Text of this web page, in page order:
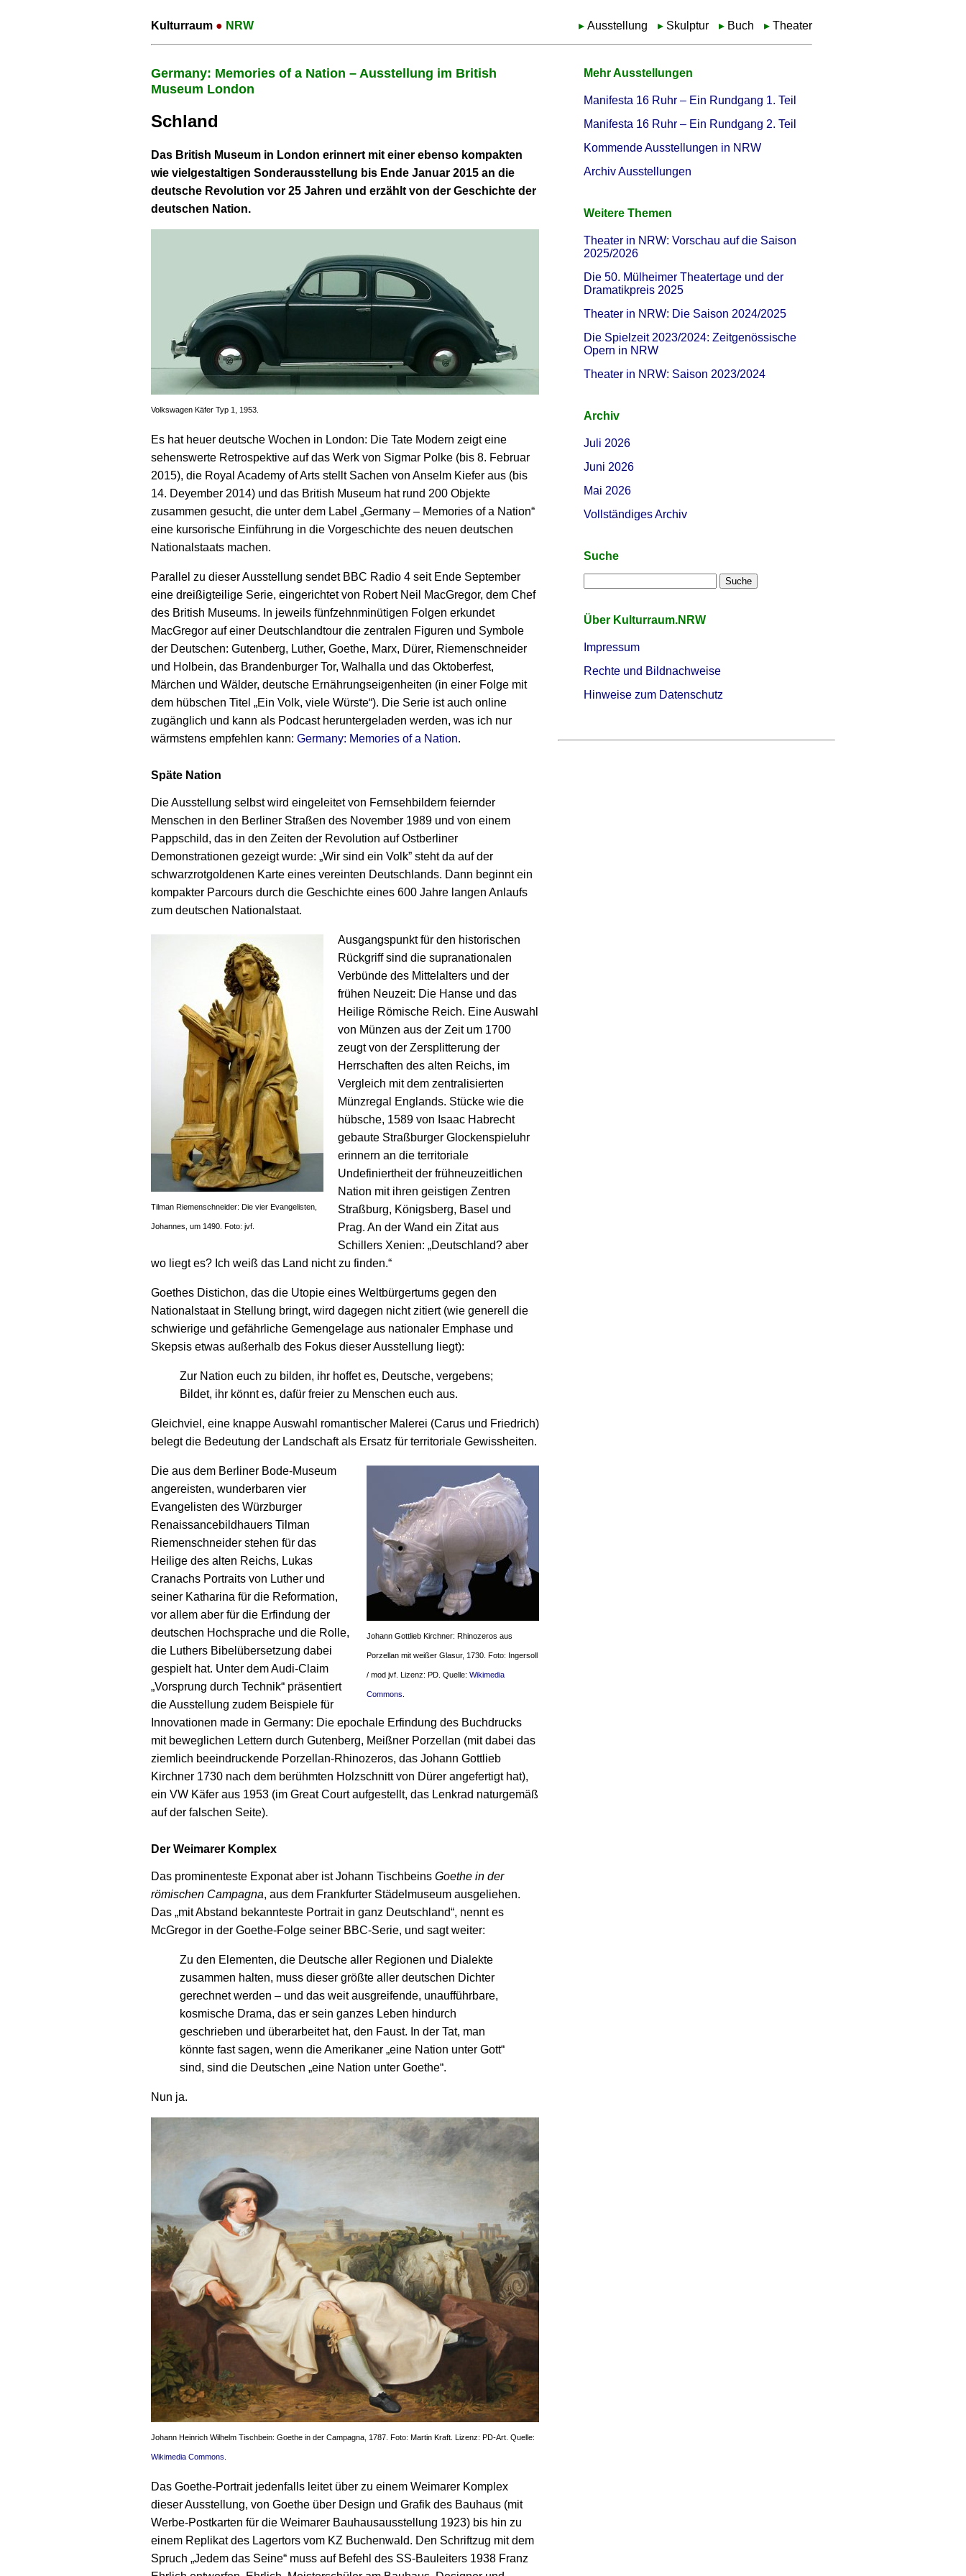
Kulturraum ● NRW Ausstellung Skulptur Buch Theater
Germany: Memories of a Nation – Ausstellung im British
Museum London
Schland
Das British Museum in London erinnert mit einer ebenso kompakten
wie vielgestaltigen Sonderausstellung bis Ende Januar 2015 an die
deutsche Revolution vor 25 Jahren und erzählt von der Geschichte der
deutschen Nation.
Volkswagen Käfer Typ 1, 1953.
Es hat heuer deutsche Wochen in London: Die Tate Modern zeigt eine
sehenswerte Retrospektive auf das Werk von Sigmar Polke (bis 8. Februar
2015), die Royal Academy of Arts stellt Sachen von Anselm Kiefer aus (bis
14. Deyember 2014) und das British Museum hat rund 200 Objekte
zusammen gesucht, die unter dem Label „Germany – Memories of a Nation“
eine kursorische Einführung in die Vorgeschichte des neuen deutschen
Nationalstaats machen.
Parallel zu dieser Ausstellung sendet BBC Radio 4 seit Ende September
eine dreißigteilige Serie, eingerichtet von Robert Neil MacGregor, dem Chef
des British Museums. In jeweils fünfzehnminütigen Folgen erkundet
MacGregor auf einer Deutschlandtour die zentralen Figuren und Symbole
der Deutschen: Gutenberg, Luther, Goethe, Marx, Dürer, Riemenschneider
und Holbein, das Brandenburger Tor, Walhalla und das Oktoberfest,
Märchen und Wälder, deutsche Ernährungs­eigenheiten (in einer Folge mit
dem hübschen Titel „Ein Volk, viele Würste“). Die Serie ist auch online
zugänglich und kann als Podcast heruntergeladen werden, was ich nur
wärmstens empfehlen kann: Germany: Memories of a Nation.
Späte Nation
Die Ausstellung selbst wird eingeleitet von Fernsehbildern feiernder
Menschen in den Berliner Straßen des November 1989 und von einem
Pappschild, das in den Zeiten der Revolution auf Ostberliner
Demonstrationen gezeigt wurde: „Wir sind ein Volk” steht da auf der
schwarzrotgoldenen Karte eines vereinten Deutschlands. Dann beginnt ein
kompakter Parcours durch die Geschichte eines 600 Jahre langen Anlaufs
zum deutschen Nationalstaat.
Tilman Riemenschneider: Die vier Evangelisten,
Johannes, um 1490. Foto: jvf.
Ausgangspunkt für den historischen
Rückgriff sind die supranationalen
Verbünde des Mittelalters und der
frühen Neuzeit: Die Hanse und das
Heilige Römische Reich. Eine Auswahl
von Münzen aus der Zeit um 1700
zeugt von der Zersplitterung der
Herrschaften des alten Reichs, im
Vergleich mit dem zentralisierten
Münzregal Englands. Stücke wie die
hübsche, 1589 von Isaac Habrecht
gebaute Straßburger Glockenspieluhr
erinnern an die territoriale
Undefiniertheit der frühneuzeitlichen
Nation mit ihren geistigen Zentren
Straßburg, Königsberg, Basel und
Prag. An der Wand ein Zitat aus
Schillers Xenien: „Deutschland? aber
wo liegt es? Ich weiß das Land nicht zu finden.“
Goethes Distichon, das die Utopie eines Weltbürgertums gegen den
Nationalstaat in Stellung bringt, wird dagegen nicht zitiert (wie generell die
schwierige und gefährliche Gemengelage aus nationaler Emphase und
Skepsis etwas außerhalb des Fokus dieser Ausstellung liegt):
Zur Nation euch zu bilden, ihr hoffet es, Deutsche, vergebens;
Bildet, ihr könnt es, dafür freier zu Menschen euch aus.
Gleichviel, eine knappe Auswahl romantischer Malerei (Carus und Friedrich)
belegt die Bedeutung der Landschaft als Ersatz für territoriale Gewissheiten.
Johann Gottlieb Kirchner: Rhinozeros aus
Porzellan mit weißer Glasur, 1730. Foto: Ingersoll
/ mod jvf. Lizenz: PD. Quelle: Wikimedia
Commons
Die aus dem Berliner Bode-Museum
angereisten, wunderbaren vier
Evangelisten des Würzburger
Renaissancebildhauers Tilman
Riemenschneider stehen für das
Heilige des alten Reichs, Lukas
Cranachs Portraits von Luther und
seiner Katharina für die Reformation,
vor allem aber für die Erfindung der
deutschen Hochsprache und die Rolle,
die Luthers Bibelübersetzung dabei
gespielt hat. Unter dem Audi-Claim
„Vorsprung durch Technik“ präsentiert
die Ausstellung zudem Beispiele für
Innovationen made in Germany: Die epochale Erfindung des Buchdrucks
mit beweglichen Lettern durch Gutenberg, Meißner Porzellan (mit dabei das
ziemlich beeindruckende Porzellan-Rhinozeros, das Johann Gottlieb
Kirchner 1730 nach dem berühmten Holzschnitt von Dürer angefertigt hat),
ein VW Käfer aus 1953 (im Great Court aufgestellt, das Lenkrad naturgemäß
auf der falschen Seite).
Der Weimarer Komplex
Das prominenteste Exponat aber ist Johann Tischbeins Goethe in der
römischen Campagna, aus dem Frankfurter Städelmuseum ausgeliehen.
Das „mit Abstand bekannteste Portrait in ganz Deutschland“, nennt es
McGregor in der Goethe-Folge seiner BBC-Serie, und sagt weiter:
Zu den Elementen, die Deutsche aller Regionen und Dialekte
zusammen halten, muss dieser größte aller deutschen Dichter
gerechnet werden – und das weit ausgreifende, unaufführbare,
kosmische Drama, das er sein ganzes Leben hindurch
geschrieben und überarbeitet hat, den Faust. In der Tat, man
könnte fast sagen, wenn die Amerikaner „eine Nation unter Gott“
sind, sind die Deutschen „eine Nation unter Goethe“.
Nun ja.
Johann Heinrich Wilhelm Tischbein: Goethe in der Campagna, 1787. Foto: Martin Kraft. Lizenz: PD-Art. Quelle:
Wikimedia Commons
Das Goethe-Portrait jedenfalls leitet über zu einem Weimarer Komplex
dieser Ausstellung, von Goethe über Design und Grafik des Bauhaus (mit
Werbe-Postkarten für die Weimarer Bauhausausstellung 1923) bis hin zu
einem Replikat des Lagertors vom KZ Buchenwald. Den Schriftzug mit dem
Spruch „Jedem das Seine“ muss auf Befehl des SS-Bauleiters 1938 Franz
Mehr Ausstellungen
Manifesta 16 Ruhr – Ein Rundgang 1. Teil
Manifesta 16 Ruhr – Ein Rundgang 2. Teil
Kommende Ausstellungen in NRW
Archiv Ausstellungen
Weitere Themen
Theater in NRW: Vorschau auf die Saison
2025/2026
Die 50. Mülheimer Theatertage und der
Dramatikpreis 2025
Theater in NRW: Die Saison 2024/2025
Die Spielzeit 2023/2024: Zeitgenössische
Opern in NRW
Theater in NRW: Saison 2023/2024
Archiv
Juli 2026
Juni 2026
Mai 2026
Vollständiges Archiv
Suche
Über Kulturraum.NRW
Impressum
Rechte und Bildnachweise
Hinweise zum Datenschutz